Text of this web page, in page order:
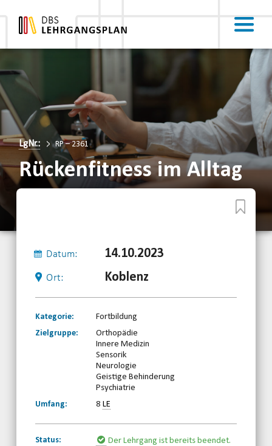
LgNr.: RP – 2361
Rückenfitness im Alltag
Datum: 14.10.2023
Ort: Koblenz
Kategorie:
Fortbildung
Zielgruppe:
Orthopädie
Innere Medizin
Sensorik
Neurologie
Geistige Behinderung
Psychiatrie
Umfang:
8LE
Status: Der Lehrgang ist bereits beendet.